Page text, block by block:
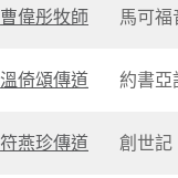
曹偉彤牧師 馬可福
溫倚頌傳道 約書亞
符燕珍傳道 ​創世記